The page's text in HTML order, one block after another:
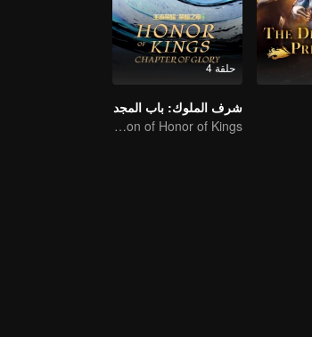
حلقة 4
شرف الملوك: باب المجد
First Official Animation of Honor of Kings